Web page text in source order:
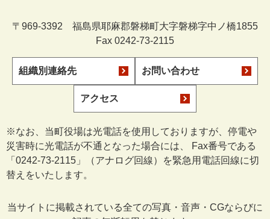
〒969-3392 福島県耶麻郡磐梯町大字磐梯字中ノ橋1855
Fax 0242-73-2115
組織別連絡先 お問い合わせ
アクセス
※なお、当町役場は光電話を使用しておりますが、停電や
災害時に光電話が不通となった場合には、 Fax番号である
「0242-73-2115」（アナログ回線）を緊急用電話回線に切
替えをいたします。
当サイトに掲載されている全ての写真・音声・CGならびに